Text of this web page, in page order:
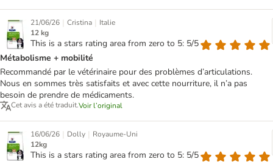
21/06/26 | Cristina | Italie
12 kg
This is a stars rating area from zero to 5: 5/5
Métabolisme + mobilité
Recommandé par le vétérinaire pour des problèmes d’articulations.
Nous en sommes très satisfaits et avec cette nourriture, il n’a pas
besoin de prendre de médicaments.
Cet avis a été traduit.Voir l’original
16/06/26 | Dolly | Royaume-Uni
12kg
This is a stars rating area from zero to 5: 5/5